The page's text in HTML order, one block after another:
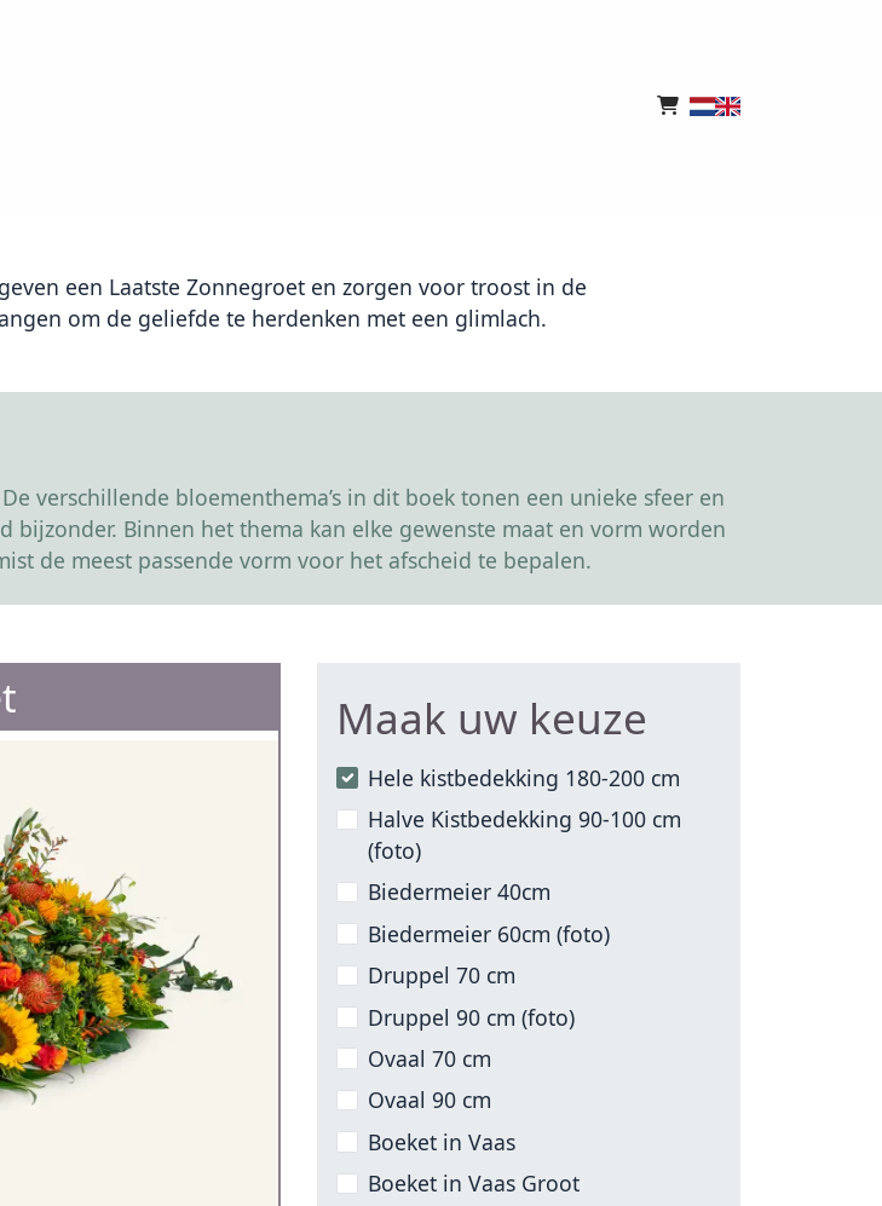
een Laatste Zonnegroet en zorgen voor troost in de
om de geliefde te herdenken met een glimlach.
verschillende bloementhema’s in dit boek tonen een unieke sfeer en
bijzonder. Binnen het thema kan elke gewenste maat en vorm worden
de meest passende vorm voor het afscheid te bepalen.
Maak uw keuze
Hele kistbedekking 180-200 cm
Halve Kistbedekking 90-100 cm
(foto)
Biedermeier 40cm
Biedermeier 60cm (foto)
Druppel 70 cm
Druppel 90 cm (foto)
Ovaal 70 cm
Ovaal 90 cm
Boeket in Vaas
Boeket in Vaas Groot